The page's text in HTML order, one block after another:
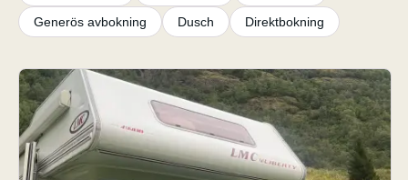
Generös avbokning Dusch Direktbokning